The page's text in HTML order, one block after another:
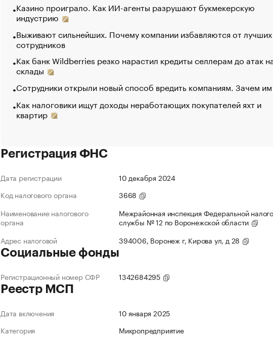
Казино проиграло. Как ИИ-агенты разрушают букмекерскую
индустрию
Выживают сильнейших. Почему компании избавляются от лучших
сотрудников
Как банк Wildberries резко нарастил кредиты селлерам до атак
склады
Сотрудники открыли новый способ вредить компаниям. Зачем
Как налоговики ищут доходы неработающих покупателей яхт и
квартир
Регистрация ФНС
Дата регистрации
10 декабря 2024
Код налогового органа
3668
Наименование налогового
органа
Межрайонная инспекция Федеральной
службы № 12 по Воронежской области
Адрес налоговой
394006, Воронеж г, Кирова ул, д 28
Социальные фонды
Регистрационный номер СФР 1342684295
Реестр МСП
Дата включения
10 января 2025
Категория
Микропредприятие